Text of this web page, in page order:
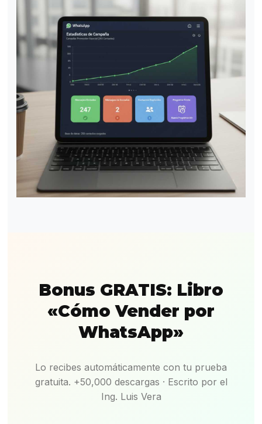
Bonus GRATIS: Libro
«Cómo Vender por
WhatsApp»
Lo recibes automáticamente con tu prueba
gratuita. +50,000 descargas · Escrito por el
Ing. Luis Vera